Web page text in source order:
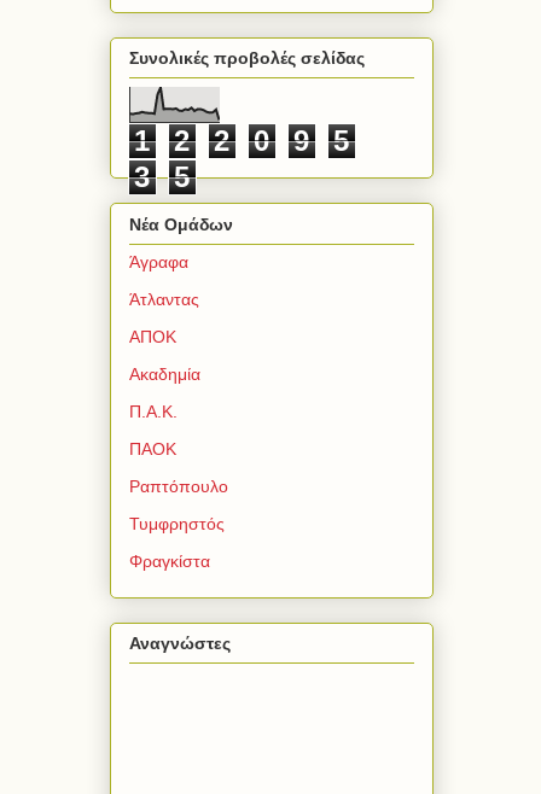
Συνολικές προβολές σελίδας
1 2 2 0 9
5
3
5
Νέα Ομάδων
Άγραφα
Άτλαντας
ΑΠΟΚ
Ακαδημία
Π.Α.Κ.
ΠΑΟΚ
Ραπτόπουλο
Τυμφρηστός
Φραγκίστα
Αναγνώστες